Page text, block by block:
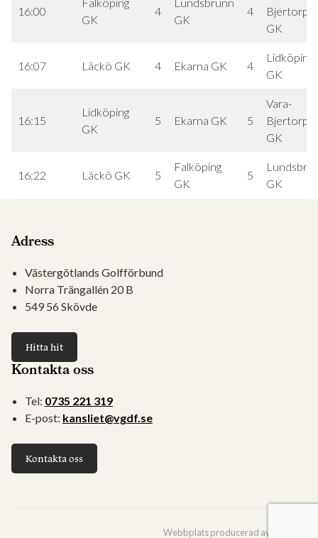
16:00
GK
4
GK
4
Bjertorp
GK
16:07 Läckö GK 4 Ekarna GK 4
Lidköping
GK
16:15
Lidköping
GK
5 Ekarna GK 5
Vara-
Bjertorp
GK
16:22 Läckö GK 5
Falköping
GK
5
GK
Adress
Västergötlands Golfförbund
Norra Trängallén 20 B
549 56 Skövde
Hitta hit
Kontakta oss
Tel: 0735 221 319
E-post: kansliet@vgdf.se
Kontakta oss
Webbplats producerad av